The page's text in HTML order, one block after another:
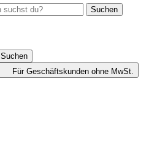
Suchen
Suchen
Für Geschäftskunden ohne MwSt.